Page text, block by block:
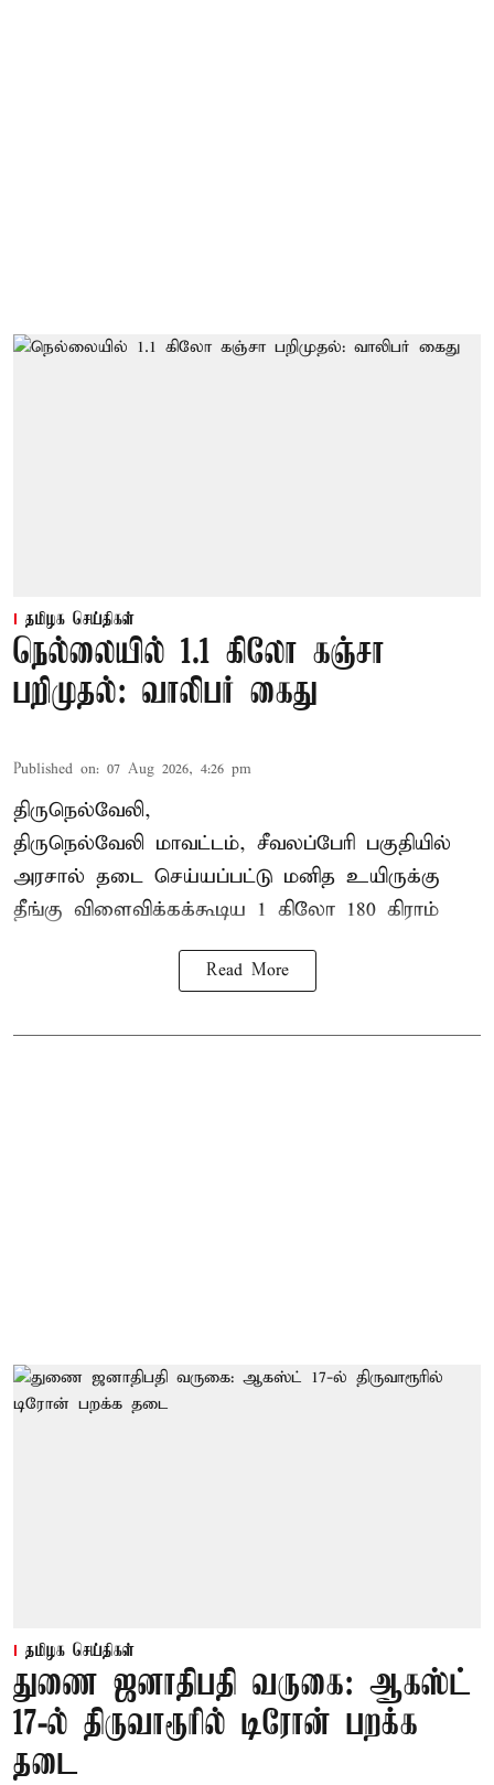
தமிழக செய்திகள்
நெல்லையில் 1.1 கிலோ கஞ்சா
பறிமுதல்: வாலிபர் கைது
Published on: 07 Aug 2026, 4:26 pm
திருநெல்வேலி,
திருநெல்வேலி மாவட்டம், சீவலப்பேரி பகுதியில்
அரசால் தடை செய்யப்பட்டு மனித உயிருக்கு
தீங்கு விளைவிக்கக்கூடிய 1 கிலோ 180 கிராம்
Read More
தமிழக செய்திகள்
துணை ஜனாதிபதி வருகை: ஆகஸ்ட்
17-ல் திருவாரூரில் டிரோன் பறக்க
தடை